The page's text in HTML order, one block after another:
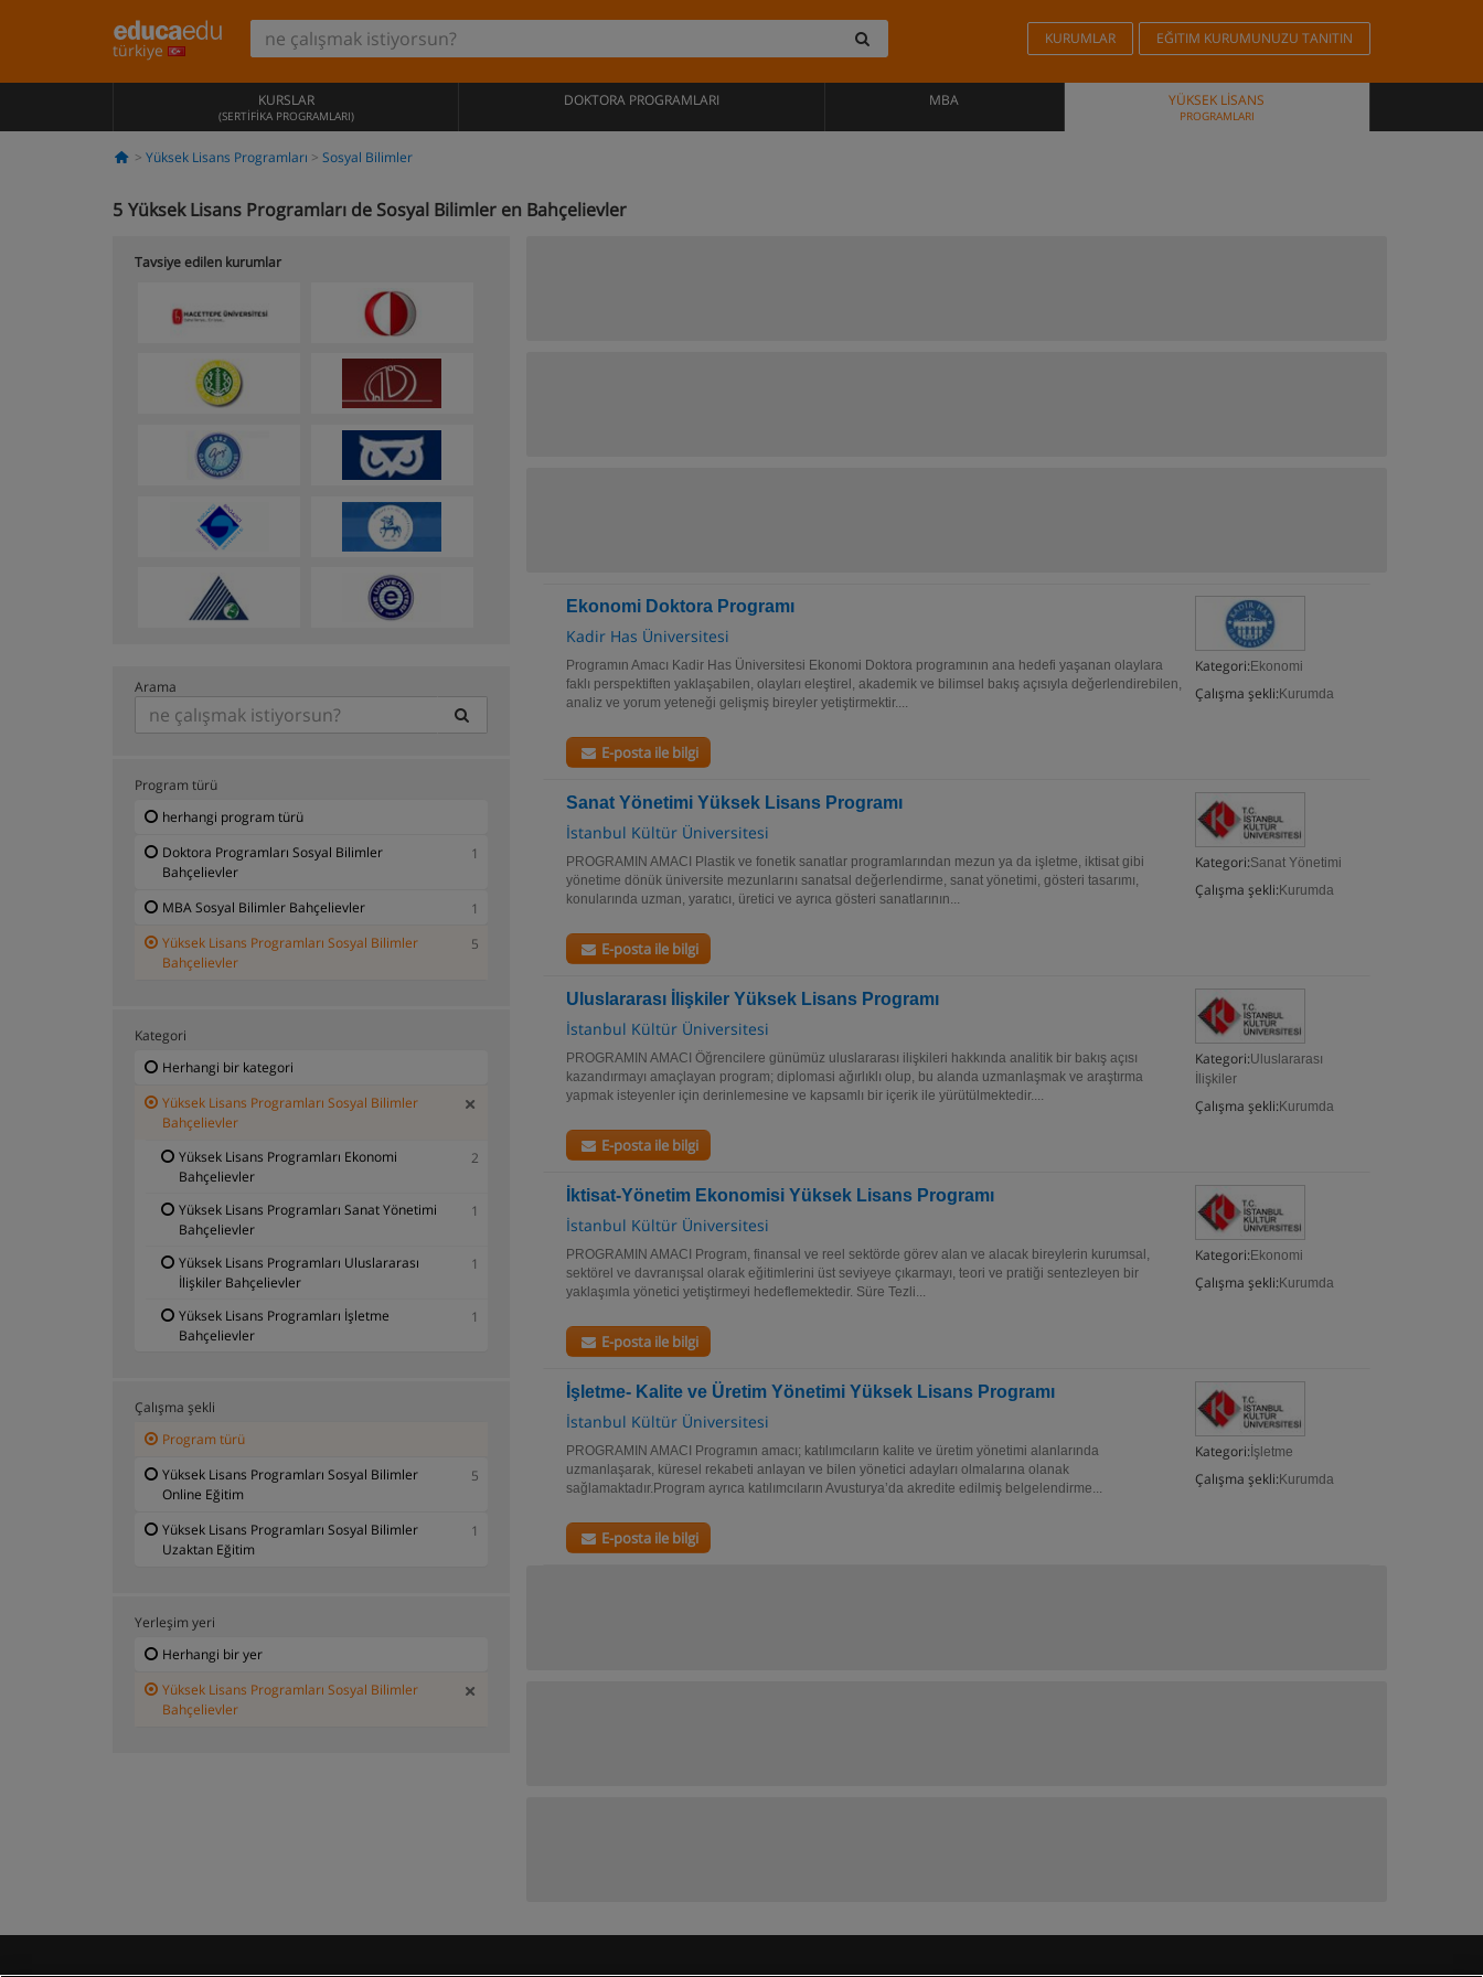
türkiye
KURUMLAR EĞITIM KURUMUNUZU TANITIN
KURSLAR
(SERTIFIKA PROGRAMLARI)
DOKTORA PROGRAMLARI MBA YÜKSEK LISANS
PROGRAMLARI
Yüksek Lisans Programları Sosyal Bilimler
5 Yüksek Lisans Programları de Sosyal Bilimler en Bahçelievler
Ekonomi Doktora Programı
Kadir Has Üniversitesi
Kategori: Ekonomi
Çalışma şekli: Kurumda
Programın Amacı Kadir Has Üniversitesi Ekonomi Doktora programının ana hedefi yaşanan olaylara
faklı perspektiften yaklaşabilen, olayları eleştirel, akademik ve bilimsel bakış açısıyla değerlendirebilen,
analiz ve yorum yeteneği gelişmiş bireyler yetiştirmektir....
E-posta ile bilgi
Sanat Yönetimi Yüksek Lisans Programı
İstanbul Kültür Üniversitesi
Kategori:Sanat Yönetimi
Çalışma şekli: Kurumda
PROGRAMIN AMACI Plastik ve fonetik sanatlar programlarından mezun ya da işletme, iktisat gibi
yönetime dönük üniversite mezunlarını sanatsal değerlendirme, sanat yönetimi, gösteri tasarımı,
konularında uzman, yaratıcı, üretici ve ayrıca gösteri sanatlarının...
E-posta ile bilgi
Uluslararası İlişkiler Yüksek Lisans Programı
İstanbul Kültür Üniversitesi
Kategori:Uluslararası
İlişkiler
Çalışma şekli: Kurumda
PROGRAMIN AMACI Öğrencilere günümüz uluslararası ilişkileri hakkında analitik bir bakış açısı
kazandırmayı amaçlayan program; diplomasi ağırlıklı olup, bu alanda uzmanlaşmak ve araştırma
yapmak isteyenler için derinlemesine ve kapsamlı bir içerik ile yürütülmektedir....
E-posta ile bilgi
İktisat-Yönetim Ekonomisi Yüksek Lisans Programı
İstanbul Kültür Üniversitesi
Kategori: Ekonomi
Çalışma şekli: Kurumda
PROGRAMIN AMACI Program, finansal ve reel sektörde görev alan ve alacak bireylerin kurumsal,
sektörel ve davranışsal olarak eğitimlerini üst seviyeye çıkarmayı, teori ve pratiği sentezleyen bir
yaklaşımla yönetici yetiştirmeyi hedeflemektedir. Süre Tezli...
E-posta ile bilgi
İşletme- Kalite ve Üretim Yönetimi Yüksek Lisans Programı
İstanbul Kültür Üniversitesi
Kategori: İşletme
Çalışma şekli: Kurumda
PROGRAMIN AMACI Programın amacı; katılımcıların kalite ve üretim yönetimi alanlarında
uzmanlaşarak, küresel rekabeti anlayan ve bilen yönetici adayları olmalarına olanak
sağlamaktadır.Program ayrıca katılımcıların Avusturya’da akredite edilmiş belgelendirme...
E-posta ile bilgi
Tavsiye edilen kurumlar
Arama
Program türü
herhangi program türü
Doktora Programları Sosyal Bilimler
Bahçelievler
1
MBA Sosyal Bilimler Bahçelievler
1
Yüksek Lisans Programları Sosyal Bilimler
Bahçelievler
5
Kategori
Herhangi bir kategori
Yüksek Lisans Programları Sosyal Bilimler
Bahçelievler
Yüksek Lisans Programları Ekonomi
Bahçelievler
2
Yüksek Lisans Programları Sanat Yönetimi
Bahçelievler
1
Yüksek Lisans Programları Uluslararası
İlişkiler Bahçelievler
1
Yüksek Lisans Programları İşletme
Bahçelievler
1
Çalışma şekli
Program türü
Yüksek Lisans Programları Sosyal Bilimler
Online Eğitim
5
Yüksek Lisans Programları Sosyal Bilimler
Uzaktan Eğitim
1
Yerleşim yeri
Herhangi bir yer
Yüksek Lisans Programları Sosyal Bilimler
Bahçelievler